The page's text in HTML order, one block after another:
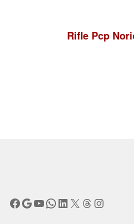
Siguiente:
Rifle Pcp
Facebook
Google
YouTube
WhatsApp
LinkedIn
X Threads